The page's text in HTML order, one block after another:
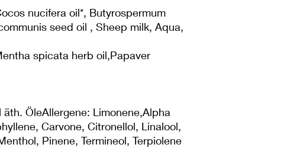
nucifera oil*, Butyrospermum
seed oil , Sheep milk, Aqua,
spicata herb oil,Papaver
ÖleAllergene: Limonene,Alpha
Carvone, Citronellol, Linalool,
Pinene, Termineol, Terpiolene